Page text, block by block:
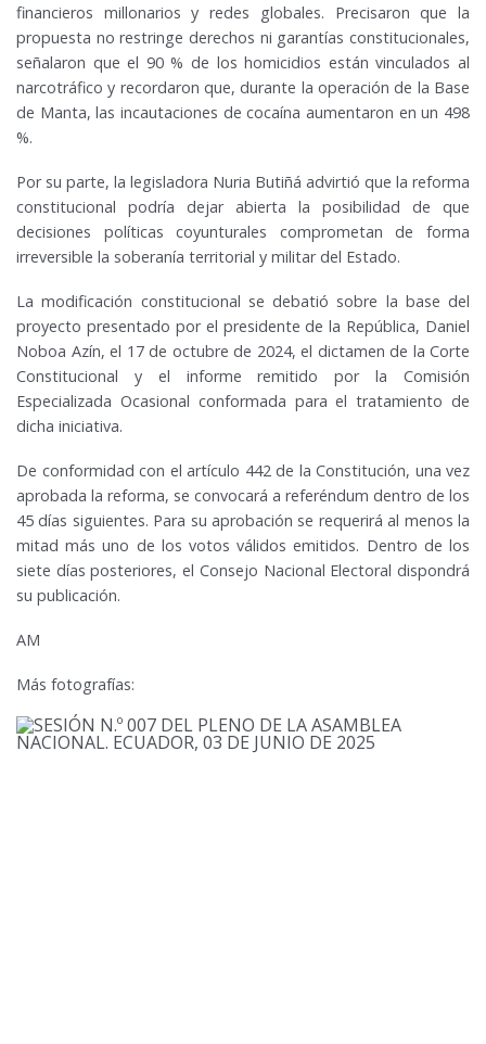
financieros millonarios y redes globales. Precisaron que la
propuesta no restringe derechos ni garantías constitucionales,
señalaron que el 90 % de los homicidios están vinculados al
narcotráfico y recordaron que, durante la operación de la Base
de Manta, las incautaciones de cocaína aumentaron en un 498
%.
Por su parte, la legisladora Nuria Butiñá advirtió que la reforma
constitucional podría dejar abierta la posibilidad de que
decisiones políticas coyunturales comprometan de forma
irreversible la soberanía territorial y militar del Estado.
La modificación constitucional se debatió sobre la base del
proyecto presentado por el presidente de la República, Daniel
Noboa Azín, el 17 de octubre de 2024, el dictamen de la Corte
Constitucional y el informe remitido por la Comisión
Especializada Ocasional conformada para el tratamiento de
dicha iniciativa.
De conformidad con el artículo 442 de la Constitución, una vez
aprobada la reforma, se convocará a referéndum dentro de los
45 días siguientes. Para su aprobación se requerirá al menos la
mitad más uno de los votos válidos emitidos. Dentro de los
siete días posteriores, el Consejo Nacional Electoral dispondrá
su publicación.
AM
Más fotografías: